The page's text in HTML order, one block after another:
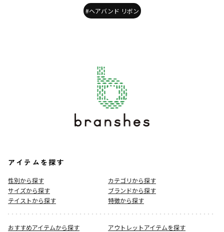
#ヘアバンド リボン
アイテムを探す
性別から探す
カテゴリから探す
サイズから探す
ブランドから探す
テイストから探す
特徴から探す
おすすめアイテムから探す
アウトレットアイテムを探す